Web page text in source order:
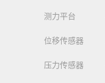
测力平台
位移传感器
压力传感器